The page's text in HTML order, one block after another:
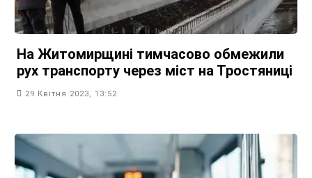
На Житомирщині тимчасово обмежили
рух транспорту через міст на Тростяниці
29 Квітня 2023, 13:52